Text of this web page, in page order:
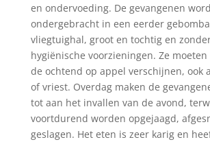
en ondervoeding. De gevangenen
ondergebracht in een eerder
vliegtuighal, groot en tochtig en
hygiënische voorzieningen. Ze
de ochtend op appel verschijnen, ook
of vriest. Overdag maken de
tot aan het invallen van de avond,
voortdurend worden opgejaagd,
geslagen. Het eten is zeer karig en